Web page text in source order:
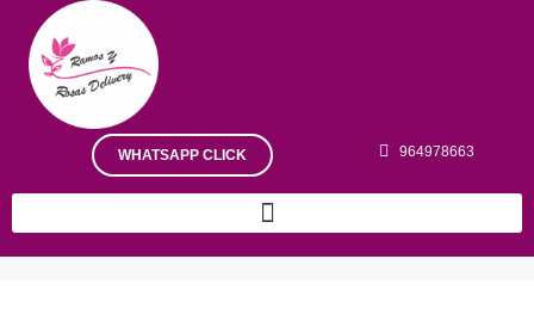
WHATSAPP CLICK 964978663